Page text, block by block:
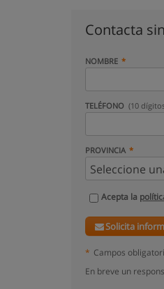
Contacta
NOMBRE
TELÉFONO (10
PROVINCIA
Acepta la
Solicita
* Campos
En breve un